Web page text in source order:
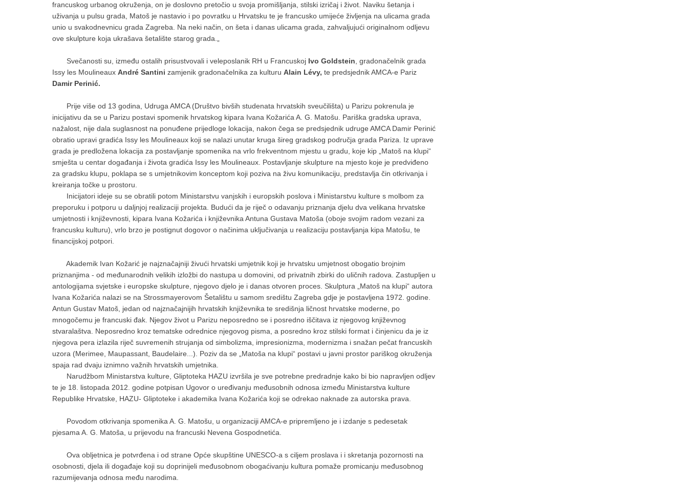
francuskog urbanog okruženja, on je doslovno pretočio u svoja promišljanja, stilski izričaj i život. Naviku šetanja i
uživanja u pulsu grada, Matoš je nastavio i po povratku u Hrvatsku te je francusko umijeće življenja na ulicama grada
unio u svakodnevnicu grada Zagreba. Na neki način, on šeta i danas ulicama grada, zahvaljujući originalnom odljevu
ove skulpture koja ukrašava šetalište starog grada.„
Svečanosti su, između ostalih prisustvovali i veleposlanik RH u Francuskoj Ivo Goldstein , gradonačelnik grada
Issy les Moulineaux André Santini zamjenik gradonačelnika za kulturu Alain Lévy, te predsjednik AMCA-e Pariz
Damir Perinić.
Prije više od 13 godina, Udruga AMCA (Društvo bivših studenata hrvatskih sveučilišta) u Parizu pokrenula je
inicijativu da se u Parizu postavi spomenik hrvatskog kipara Ivana Kožarića A. G. Matošu. Pariška gradska uprava,
nažalost, nije dala suglasnost na ponuđene prijedloge lokacija, nakon čega se predsjednik udruge AMCA Damir Perinić
obratio upravi gradića Issy les Moulineaux koji se nalazi unutar kruga šireg gradskog područja grada Pariza. Iz uprave
grada je predložena lokacija za postavljanje spomenika na vrlo frekventnom mjestu u gradu, koje kip „Matoš na klupi“
smješta u centar događanja i života gradića Issy les Moulineaux. Postavljanje skulpture na mjesto koje je predviđeno
za gradsku klupu, poklapa se s umjetnikovim konceptom koji poziva na živu komunikaciju, predstavlja čin otkrivanja i
kreiranja točke u prostoru.
Inicijatori ideje su se obratili potom Ministarstvu vanjskih i europskih poslova i Ministarstvu kulture s molbom za
preporuku i potporu u daljnjoj realizaciji projekta. Budući da je riječ o odavanju priznanja djelu dva velikana hrvatske
umjetnosti i književnosti, kipara Ivana Kožarića i književnika Antuna Gustava Matoša (oboje svojim radom vezani za
francusku kulturu), vrlo brzo je postignut dogovor o načinima uključivanja u realizaciju postavljanja kipa Matošu, te
financijskoj potpori.
Akademik Ivan Kožarić je najznačajniji živući hrvatski umjetnik koji je hrvatsku umjetnost obogatio brojnim
priznanjima - od međunarodnih velikih izložbi do nastupa u domovini, od privatnih zbirki do uličnih radova. Zastupljen u
antologijama svjetske i europske skulpture, njegovo djelo je i danas otvoren proces. Skulptura „Matoš na klupi“ autora
Ivana Kožarića nalazi se na Strossmayerovom Šetalištu u samom središtu Zagreba gdje je postavljena 1972. godine.
Antun Gustav Matoš, jedan od najznačajnijih hrvatskih književnika te središnja ličnost hrvatske moderne, po
mnogočemu je francuski đak. Njegov život u Parizu neposredno se i posredno iščitava iz njegovog književnog
stvaralaštva. Neposredno kroz tematske odrednice njegovog pisma, a posredno kroz stilski format i činjenicu da je iz
njegova pera izlazila riječ suvremenih strujanja od simbolizma, impresionizma, modernizma i snažan pečat francuskih
uzora (Merimee, Maupassant, Baudelaire...). Poziv da se „Matoša na klupi“ postavi u javni prostor pariškog okruženja
spaja rad dvaju iznimno važnih hrvatskih umjetnika.
Narudžbom Ministarstva kulture, Gliptoteka HAZU izvršila je sve potrebne predradnje kako bi bio napravljen odljev
te je 18. listopada 2012. godine potpisan Ugovor o uređivanju međusobnih odnosa između Ministarstva kulture
Republike Hrvatske, HAZU- Gliptoteke i akademika Ivana Kožarića koji se odrekao naknade za autorska prava.
Povodom otkrivanja spomenika A. G. Matošu, u organizaciji AMCA-e pripremljeno je i izdanje s pedesetak
pjesama A. G. Matoša, u prijevodu na francuski Nevena Gospodnetića.
Ova obljetnica je potvrđena i od strane Opće skupštine UNESCO-a s ciljem proslava i i skretanja pozornosti na
osobnosti, djela ili događaje koji su doprinijeli međusobnom obogaćivanju kultura pomaže promicanju međusobnog
razumijevanja odnosa među narodima.